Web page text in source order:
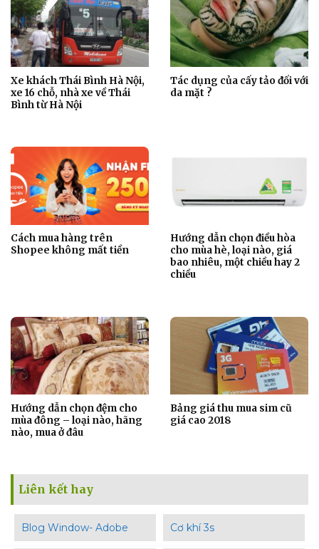
Xe khách Thái Bình Hà Nội,
xe 16 chỗ, nhà xe về Thái
Bình từ Hà Nội
Tác dụng của cấy tảo đối với
da mặt ?
Cách mua hàng trên
Shopee không mất tiền
Hướng dẫn chọn điều hòa
cho mùa hè, loại nào, giá
bao nhiêu, một chiều hay 2
chiều
Hướng dẫn chọn đệm cho
mùa đông – loại nào, hãng
nào, mua ở đâu
Bảng giá thu mua sim cũ
giá cao 2018
Liên kết hay
Blog Window- Adobe Cơ khí 3s